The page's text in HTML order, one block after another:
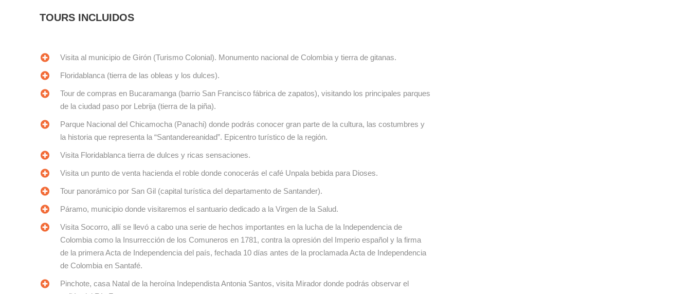
TOURS INCLUIDOS
Visita al municipio de Girón (Turismo Colonial). Monumento nacional de Colombia y tierra de gitanas.
Floridablanca (tierra de las obleas y los dulces).
Tour de compras en Bucaramanga (barrio San Francisco fábrica de zapatos), visitando los principales parques
de la ciudad paso por Lebrija (tierra de la piña).
Parque Nacional del Chicamocha (Panachi) donde podrás conocer gran parte de la cultura, las costumbres y
la historia que representa la “Santandereanidad”. Epicentro turístico de la región.
Visita Floridablanca tierra de dulces y ricas sensaciones.
Visita un punto de venta hacienda el roble donde conocerás el café Unpala bebida para Dioses.
Tour panorámico por San Gil (capital turística del departamento de Santander).
Páramo, municipio donde visitaremos el santuario dedicado a la Virgen de la Salud.
Visita Socorro, allí se llevó a cabo una serie de hechos importantes en la lucha de la Independencia de
Colombia como la Insurrección de los Comuneros en 1781, contra la opresión del Imperio español y la firma
de la primera Acta de Independencia del país, fechada 10 días antes de la proclamada Acta de Independencia
de Colombia en Santafé.
Pinchote, casa Natal de la heroína Independista Antonia Santos, visita Mirador donde podrás observar el